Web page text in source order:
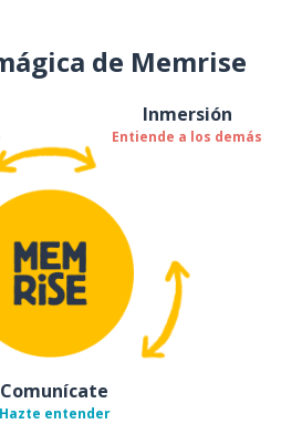
de Memrise
Inmersión
Entiende a los demás
Comunícate
Hazte entender